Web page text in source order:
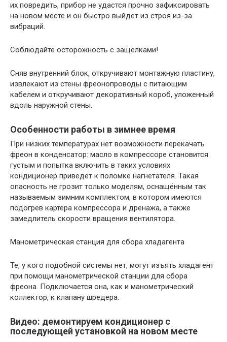
их повредить, прибор не удастся прочно зафиксировать
на новом месте и он быстро выйдет из строя из-за
вибраций.
Соблюдайте осторожность с защелками!
Сняв внутренний блок, откручивают монтажную пластину,
извлекают из стены фреонопроводы с питающим
кабелем и откручивают декоративный короб, уложенный
вдоль наружной стены.
Особенности работы в зимнее время
При низких температурах нет возможности перекачать
фреон в конденсатор: масло в компрессоре становится
густым и попытка включить в таких условиях
кондиционер приведёт к поломке нагнетателя. Такая
опасность не грозит только моделям, оснащённым так
называемым зимним комплектом, в котором имеются
подогрев картера компрессора и дренажа, а также
замедлитель скорости вращения вентилятора.
Манометрическая станция для сбора хладагента
Те, у кого подобной системы нет, могут изъять хладагент
при помощи манометрической станции для сбора
фреона. Подключается она, как и манометрический
коллектор, к клапану шредера.
Видео: демонтируем кондиционер с
последующей установкой на новом месте